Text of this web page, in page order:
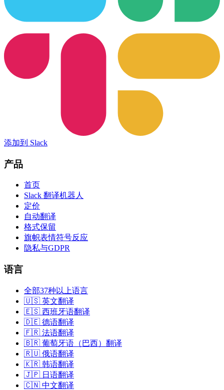
添加到 Slack
产品
首页
Slack 翻译机器人
定价
自动翻译
格式保留
旗帜表情符号反应
隐私与GDPR
语言
全部37种以上语言
🇺🇸 英文翻译
🇪🇸 西班牙语翻译
🇩🇪 德语翻译
🇫🇷 法语翻译
🇧🇷 葡萄牙语（巴西）翻译
🇷🇺 俄语翻译
🇰🇷 韩语翻译
🇯🇵 日语翻译
🇨🇳 中文翻译